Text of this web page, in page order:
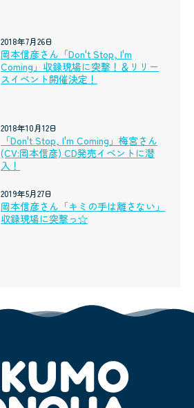
2018年7月26日
岡本信彦さん「Don't Stop, I'm
Coming」収録現場に突撃！＆リリー
スイベント開催決定！
2018年10月12日
「Don't Stop, I'm Coming」梅宮さん
(CV:岡本信彦) CD発売イベントに潜
入！
2019年5月27日
岡本信彦さん「キミの手は離さない」
収録現場に突撃っ☆